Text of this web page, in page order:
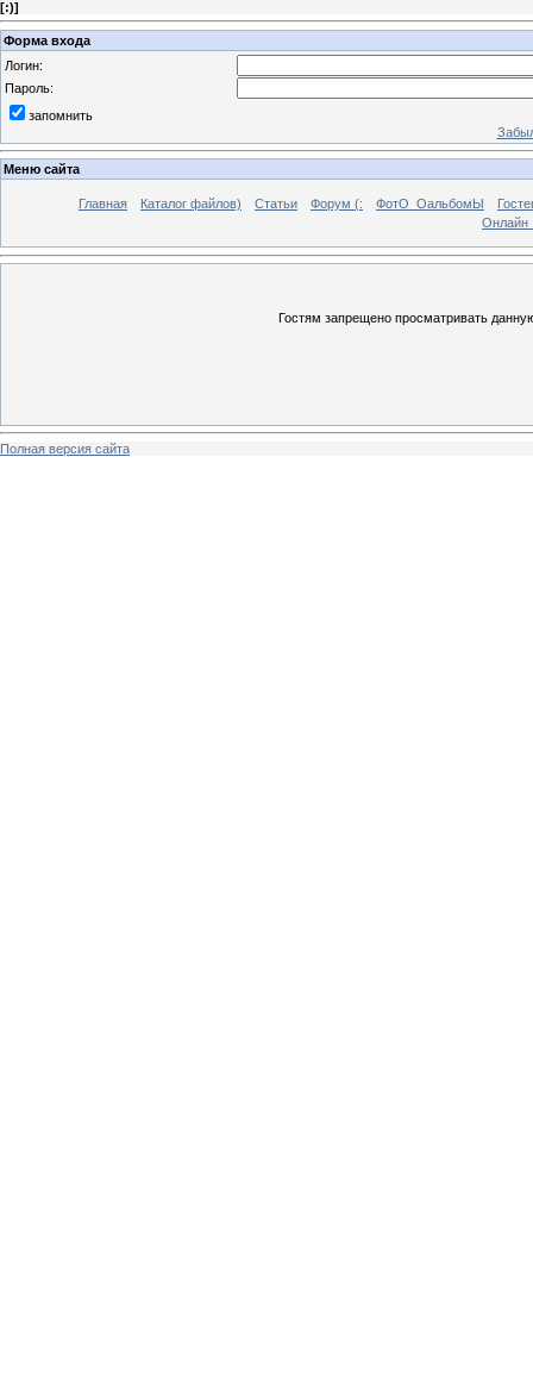
[:)]
Форма входа
Логин:
Пароль:
запомнить
Меню сайта
Главная Каталог файлов) Статьи Форум (: ФотО_ОальбомЫ
Онлайн
Гостям запрещено просматривать
Полная версия сайта